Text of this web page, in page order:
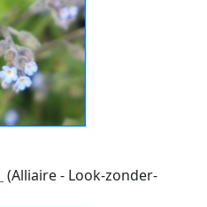
(Alliaire - Look-zonder-